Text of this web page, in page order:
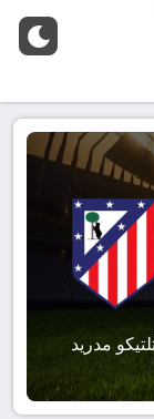
مدريد